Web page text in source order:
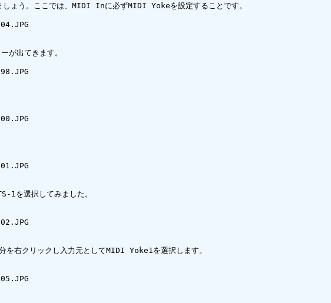
ょう。ここでは、MIDI Inに必ずMIDI Yokeを設定することです。
が出てきます。
1を選択してみました。
右クリックし入力元としてMIDI Yoke1を選択します。